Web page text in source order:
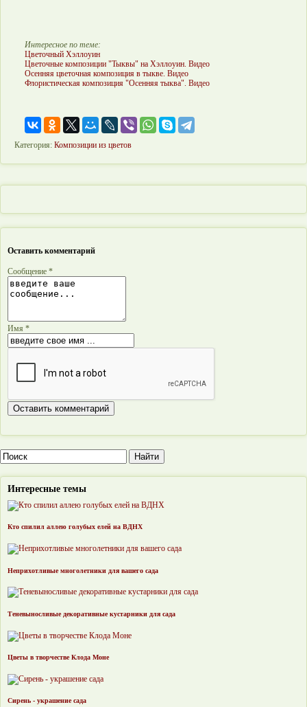
Интересное по теме:
Цветочный Хэллоуин
Цветочные композиции "Тыквы" на Хэллоуин. Видео
Осенняя цветочная композиция в тыкве. Видео
Флористическая композиция "Осенняя тыква". Видео
Категория: Композиции из цветов
Оставить комментарий
Сообщение *
Имя *
Интересные темы
Кто спилил аллею голубых елей на ВДНХ
Неприхотливые многолетники для вашего сада
Теневыносливые декоративные кустарники для сада
Цветы в творчестве Клода Моне
Сирень - украшение сада